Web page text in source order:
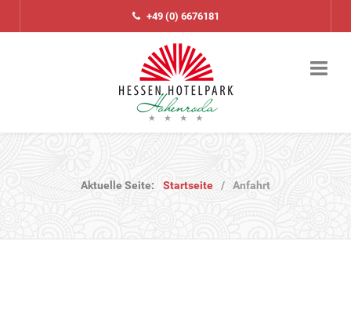
+49 (0) 6676181
Aktuelle Seite: Startseite Anfahrt